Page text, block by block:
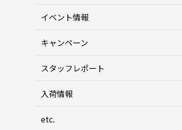
イベント情報
キャンペーン
スタッフレポート
入荷情報
etc.